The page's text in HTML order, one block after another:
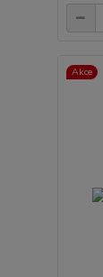
Akce